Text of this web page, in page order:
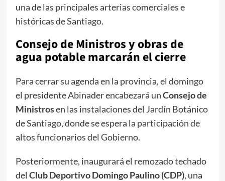
una de las principales arterias comerciales e
históricas de Santiago.
Consejo de Ministros y obras de
agua potable marcarán el cierre
Para cerrar su agenda en la provincia, el domingo
el presidente Abinader encabezará unConsejo de
Ministrosen las instalaciones del Jardín Botánico
de Santiago, donde se espera la participación de
altos funcionarios del Gobierno.
Posteriormente, inaugurará el remozado techado
del Club Deportivo Domingo Paulino (CDP), una